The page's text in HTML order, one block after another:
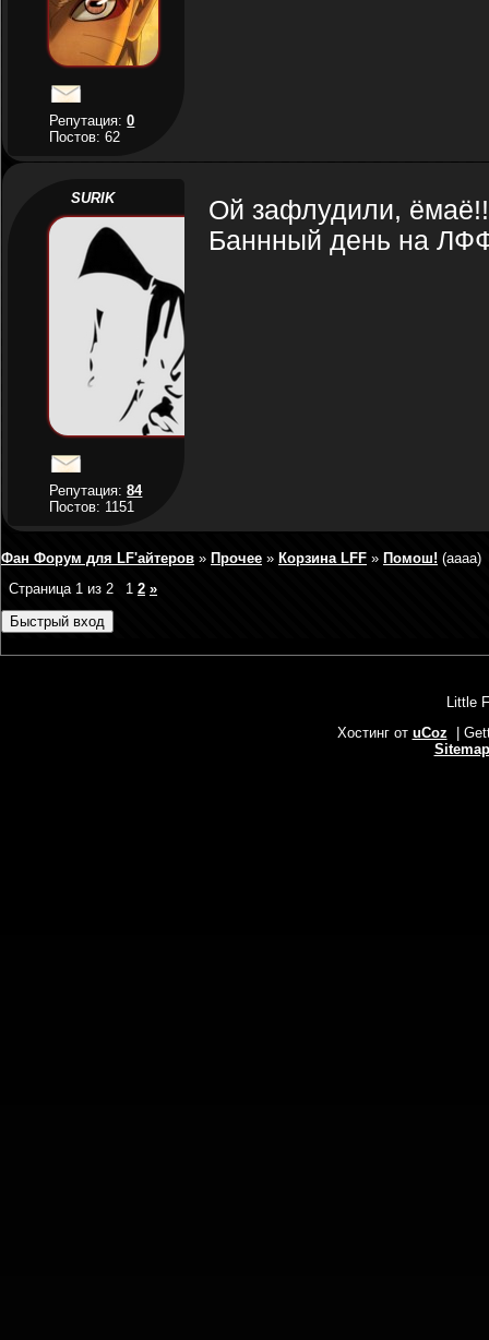
Репутация:0
Постов: 62
SURIK
Репутация:84
Постов: 1151
Ой зафлудили,
Баннный день на
Фан Форум для LF'айтеров » Прочее » Корзина LFF » Помош! (аааа)
Страница 1 из 2 1 2 »
Little
Хостинг от uCoz
|